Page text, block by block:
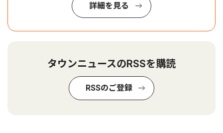
詳細を見る
タウンニュースのRSSを購読
RSSのご登録